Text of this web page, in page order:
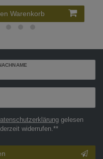
Warenkorb
gelesen
widerrufen.**